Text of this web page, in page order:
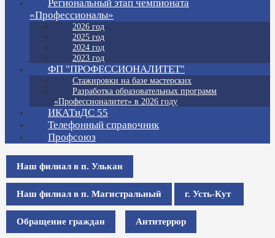
Региональный этап чемпионата
«Профессионалы»
2026 год
2025 год
2024 год
2023 год
ФП "ПРОФЕССИОНАЛИТЕТ"
Стажировки на базе мастерских
Разработка образовательных программ
«Профессионалитет» в 2026 году
ИКАТиДС 55
Телефонный справочник
Профсоюз
Наш филиал в п. Улькан
Наш филиал в п. Магистральный г. Усть-Кут
Обращение граждан Антитеррор